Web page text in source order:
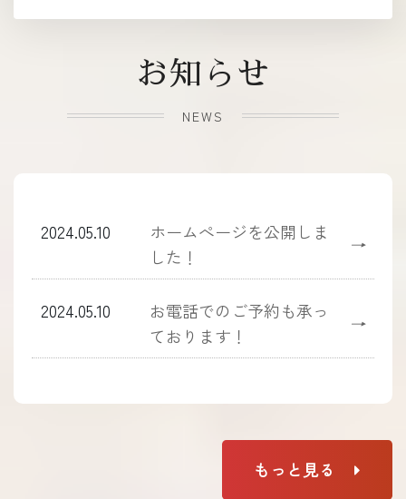
お知らせ
NEWS
2024.05.10
ホームぺージを公開しま
した！
→
2024.05.10
お電話でのご予約も承っ
ております！
→
もっと見る